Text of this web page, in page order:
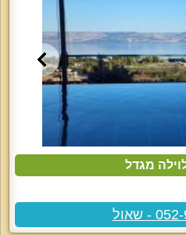
מגדל
- שאול